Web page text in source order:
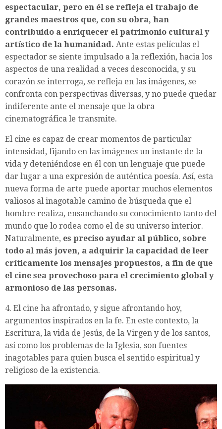
espectacular, pero en él se refleja el trabajo de
grandes maestros que, con su obra, han
contribuido a enriquecer el patrimonio cultural y
artístico de la humanidad. Ante estas películas el
espectador se siente impulsado a la reflexión, hacia los
aspectos de una realidad a veces desconocida, y su
corazón se interroga, se refleja en las imágenes, se
confronta con perspectivas diversas, y no puede quedar
indiferente ante el mensaje que la obra
cinematográfica le transmite.
El cine es capaz de crear momentos de particular
intensidad, fijando en las imágenes un instante de la
vida y deteniéndose en él con un lenguaje que puede
dar lugar a una expresión de auténtica poesía. Así, esta
nueva forma de arte puede aportar muchos elementos
valiosos al inagotable camino de búsqueda que el
hombre realiza, ensanchando su conocimiento tanto del
mundo que lo rodea como el de su universo interior.
Naturalmente, es preciso ayudar al público, sobre
todo al más joven, a adquirir la capacidad de leer
críticamente los mensajes propuestos, a fin de que
el cine sea provechoso para el crecimiento global y
armonioso de las personas.
4. El cine ha afrontado, y sigue afrontando hoy,
argumentos inspirados en la fe. En este contexto, la
Escritura, la vida de Jesús, de la Virgen y de los santos,
así como los problemas de la Iglesia, son fuentes
inagotables para quien busca el sentido espiritual y
religioso de la existencia.